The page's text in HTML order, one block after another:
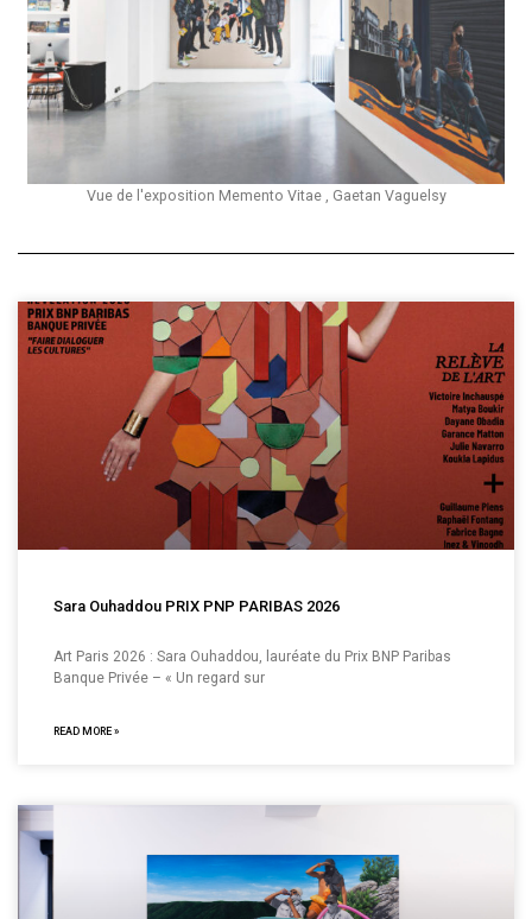
Vue de l'exposition Memento Vitae , Gaetan Vaguelsy
Sara Ouhaddou PRIX PNP PARIBAS 2026
Art Paris 2026 : Sara Ouhaddou, lauréate du Prix BNP Paribas
Banque Privée – « Un regard sur
READ MORE »